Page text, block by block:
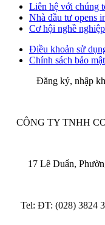
Liên hệ với chúng
Nhà đầu tư opens
Cơ hội nghề nghiệp
Điều khoản sử
Chính sách bảo
Đăng ký, nhập
CÔNG TY TNHH
17 Lê Duẩn,
Tel: ĐT: (028) 3824